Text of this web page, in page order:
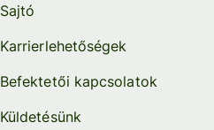
Sajtó
Karrierlehetőségek
Befektetői kapcsolatok
Küldetésünk